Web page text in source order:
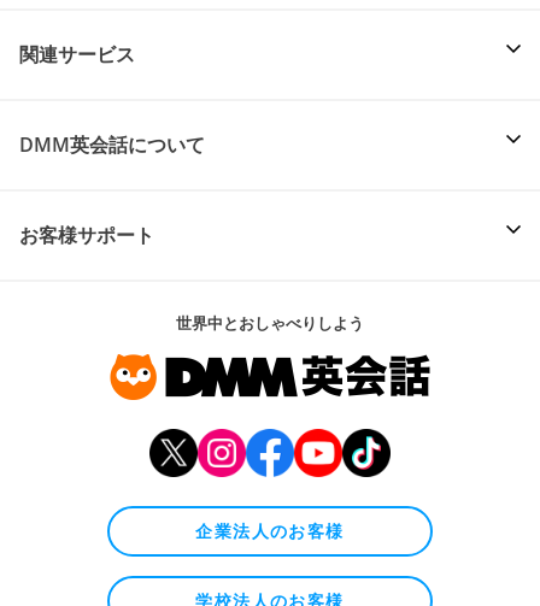
関連サービス
DMM英会話について
お客様サポート
世界中とおしゃべりしよう
企業法人のお客様
学校法人のお客様